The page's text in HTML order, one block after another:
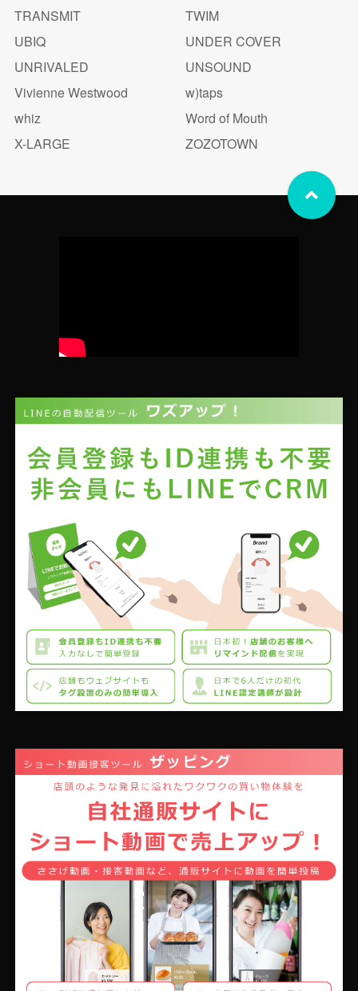
TRANSMIT
TWIM
UBIQ
UNDER COVER
UNRIVALED
UNSOUND
Vivienne Westwood
w)taps
whiz
Word of Mouth
X-LARGE
ZOZOTOWN